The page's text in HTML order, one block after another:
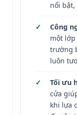
nổi
Công
một
trường
luôn
Tối ưu
cửa
khi lựa